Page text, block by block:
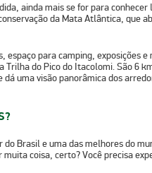
ainda mais se for para
da Mata Atlântica, que
para camping, exposições e
Trilha do Pico do Itacolomi. São 6
uma visão panorâmica dos
do Brasile uma das melhores do
muita coisa, certo? Você precisa